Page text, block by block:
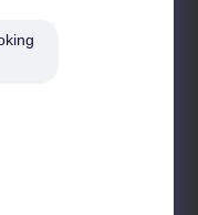
A Zitat